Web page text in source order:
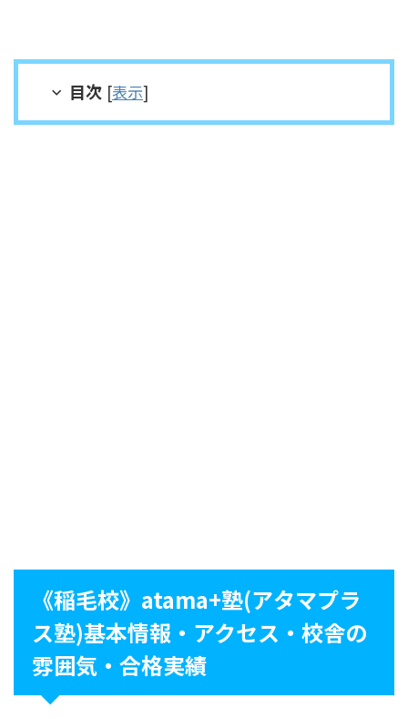
目次 [表示]
《稲毛校》atama+塾(アタマプラ
ス塾)基本情報・アクセス・校舎の
雰囲気・合格実績